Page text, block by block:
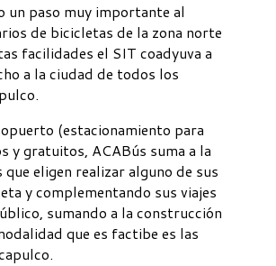
un paso muy importante al
de bicicletas de la zona norte
facilidades el SIT coadyuva a
a la ciudad de todos los
(estacionamiento para
y gratuitos, ACABús suma a la
eligen realizar alguno de sus
y complementando sus viajes
sumando a la construcción
que es factibe es las